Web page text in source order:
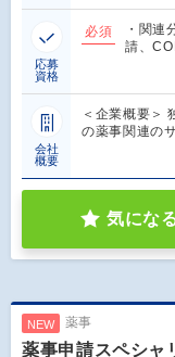
応募
資格
必須
・関連
請、
会社
概要
＜企業概要＞
の薬事関連の
気にな
NEW 薬事
薬事申請スペシャ